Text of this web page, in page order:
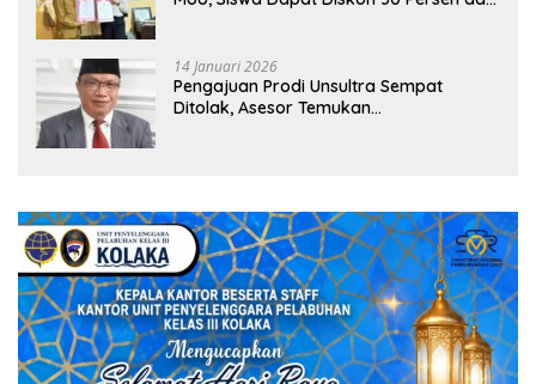
14 Januari 2026
Pengajuan Prodi Unsultra Sempat
Ditolak, Asesor Temukan